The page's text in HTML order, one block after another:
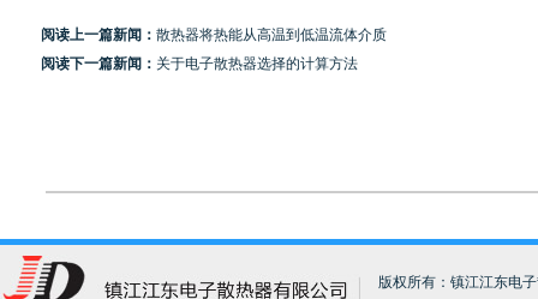
阅读上一篇新闻： 散热器将热能从高温到低温流体介质
阅读下一篇新闻： 关于电子散热器选择的计算方法
版权所有：镇江江东电